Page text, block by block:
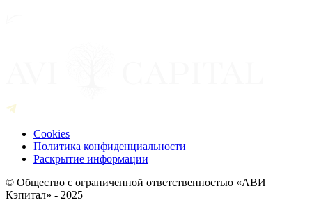
Cookies
Политика конфиденциальности
Раскрытие информации
© Общество с ограниченной ответственностью «АВИ
Кэпитал» - 2025